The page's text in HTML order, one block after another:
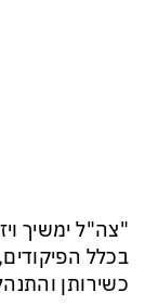
"צה"ל ימשיך
בכלל
כשירותן